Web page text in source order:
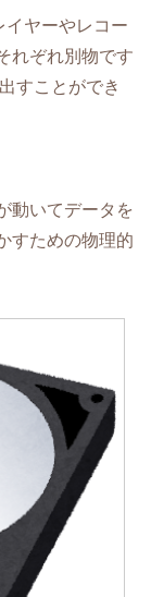
ヤーやレコー
れぞれ別物です
すことができ
動いてデータを
すための物理的